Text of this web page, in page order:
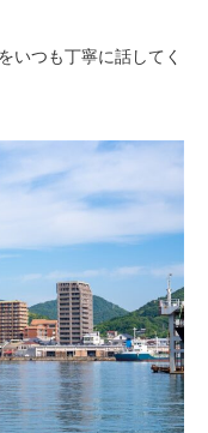
いつも丁寧に話してく